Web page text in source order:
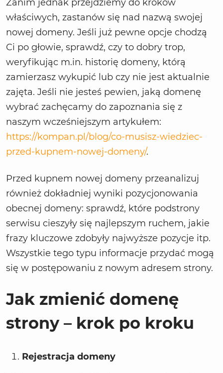
Zanim jednak przejdziemy do kroków
właściwych, zastanów się nad nazwą swojej
nowej domeny. Jeśli już pewne opcje chodzą
Ci po głowie, sprawdź, czy to dobry trop,
weryfikując m.in. historię domeny, którą
zamierzasz wykupić lub czy nie jest aktualnie
zajęta. Jeśli nie jesteś pewien, jaką domenę
wybrać zachęcamy do zapoznania się z
naszym wcześniejszym artykułem:
https://kompan.pl/blog/co-musisz-wiedziec-
przed-kupnem-nowej-domeny/.
Przed kupnem nowej domeny przeanalizuj
również dokładniej wyniki pozycjonowania
obecnej domeny: sprawdź, które podstrony
serwisu cieszyły się najlepszym ruchem, jakie
frazy kluczowe zdobyły najwyższe pozycje itp.
Wszystkie tego typu informacje przydać mogą
się w postępowaniu z nowym adresem strony.
Jak zmienić domenę
strony – krok po kroku
Rejestracja domeny